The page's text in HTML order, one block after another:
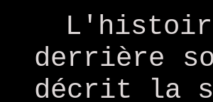
derrière
décrit la